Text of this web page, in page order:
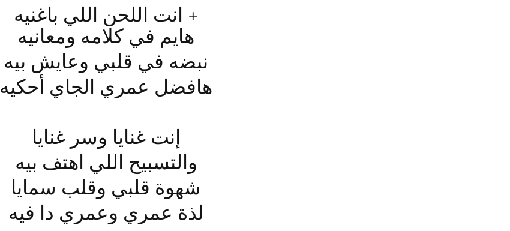
+ انت اللحن اللي باغنيه
هايم في كلامه ومعانيه
نبضه في قلبي وعايش بيه
هافضل عمري الجاي أحكيه
إنت غنايا وسر غنايا
والتسبيح اللي اهتف بيه
شهوة قلبي وقلب سمايا
لذة عمري وعمري دا فيه